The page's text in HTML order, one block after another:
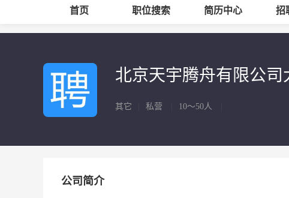
首页 职位搜索 简历中心 招
北京天宇腾舟有限公司
其它 私营 10～50人
公司简介